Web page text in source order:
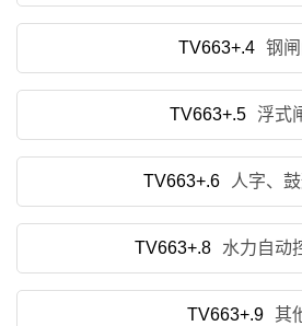
TV663+.4 钢闸
TV663+.5 浮式
TV663+.6 人字、鼓
TV663+.8 水力自动
TV663+.9 其